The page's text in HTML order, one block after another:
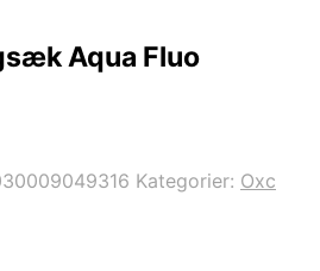
Aqua Fluo
Kategorier: Oxc